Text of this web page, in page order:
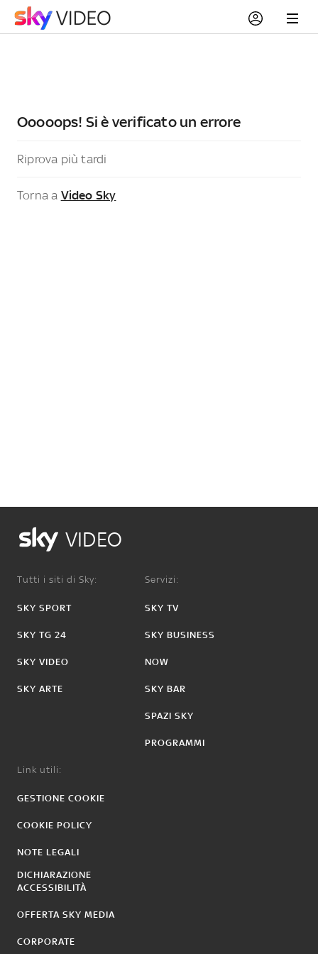
Ooooops! Si è verificato un errore
Riprova più tardi
Torna a Video Sky
VIDEO
Tutti i siti di Sky:
SKY SPORT
SKY TG 24
SKY VIDEO
SKY ARTE
Servizi:
SKY TV
SKY BUSINESS
NOW
SKY BAR
SPAZI SKY
PROGRAMMI
Link utili:
GESTIONE COOKIE
COOKIE POLICY
NOTE LEGALI
DICHIARAZIONE
ACCESSIBILITÀ
OFFERTA SKY MEDIA
CORPORATE